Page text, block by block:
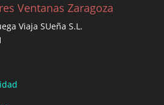
Ventanas Zaragoza
Viaja SUeña S.L.